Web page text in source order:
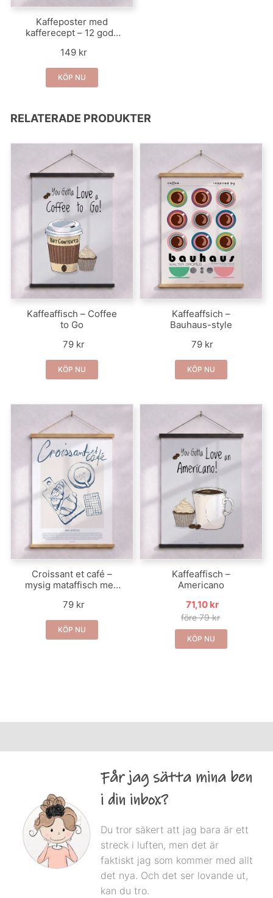
Kaffeposter med
kafferecept – 12 goda
149 kr
KÖP NU
RELATERADE PRODUKTER
Kaffeaffisch – Coffee
to Go
79 kr
KÖP NU
Kaffeaffsich –
Bauhaus-style
79 kr
KÖP NU
Croissant et café –
mysig mataffisch med
79 kr
KÖP NU
Kaffeaffisch –
Americano
71,10 kr
före 79 kr
KÖP NU
Får jag sätta mina ben
i din inbox?
Du tror säkert att jag bara är ett
streck i luften, men det är
faktiskt jag som kommer med allt
det nya. Och det ser lovande ut,
kan du tro.